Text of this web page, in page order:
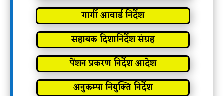
गार्गी आवार्ड निर्देश
सहायक दिशानिर्देश संग्रह
पेंशन प्रकरण निर्देश आदेश
अनुकम्पा नियुक्ति निर्देश